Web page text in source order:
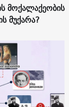
მოქალაქეობის
მუქარა?